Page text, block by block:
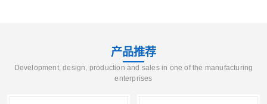
产品推荐
Development, design, production and sales in one of the manufacturing
enterprises